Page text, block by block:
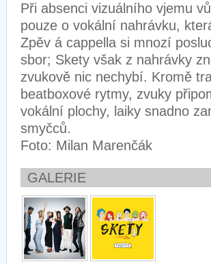
Při absenci vizuálního vjemu
pouze o vokální nahrávku,
Zpěv á cappella si mnozí
sbor; Skety však z nahrávky
zvukově nic nechybí. Kromě
beatboxové rytmy, zvuky
vokální plochy, laiky snadno
smyčců.
Foto: Milan Marenčák
GALERIE